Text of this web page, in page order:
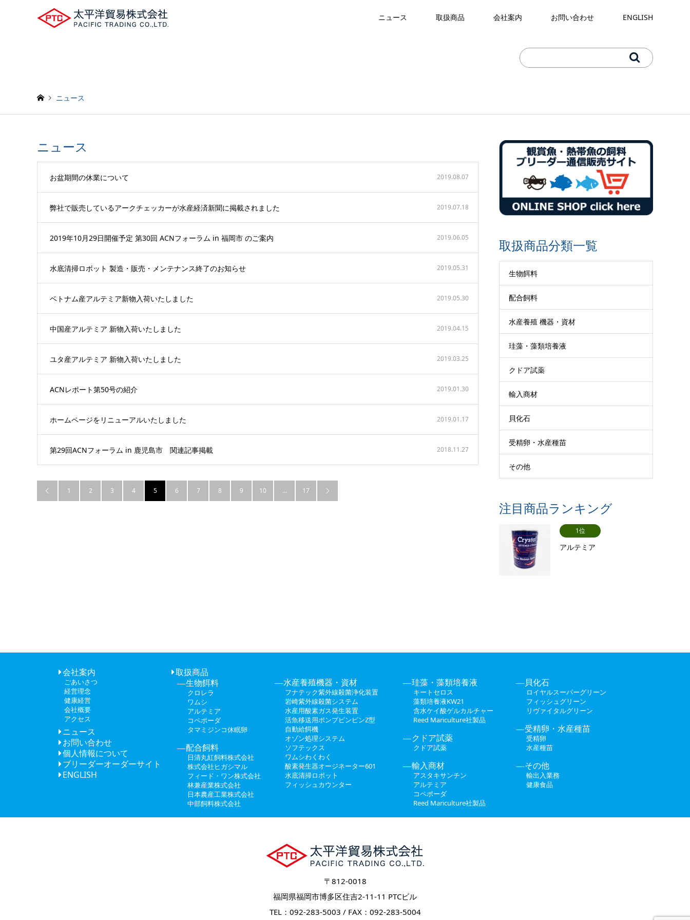
ニュース 取扱商品 会社案内 お問い合わせ ENGLISH
ニュース
ニュース
お盆期間の休業について 2019.08.07
弊社で販売しているアークチェッカーが水産経済新聞に掲載されました 2019.07.18
2019年10月29日開催予定 第30回 ACNフォーラム in 福岡市 のご案内 2019.06.05
水底清掃ロボット 製造・販売・メンテナンス終了のお知らせ 2019.05.31
ベトナム産アルテミア新物入荷いたしました 2019.05.30
中国産アルテミア 新物入荷いたしました 2019.04.15
ユタ産アルテミア 新物入荷いたしました 2019.03.25
ACNレポート第50号の紹介 2019.01.30
ホームページをリニューアルいたしました 2019.01.17
第29回ACNフォーラム in 鹿児島市 関連記事掲載 2018.11.27
 1 2 3 4 5 6 7 8 9 10 … 17 
取扱商品分類一覧
生物餌料
配合飼料
水産養殖 機器・資材
珪藻・藻類培養液
クドア試薬
輸入商材
貝化石
受精卵・水産種苗
その他
注目商品ランキング
1位
アルテミア
会社案内
ごあいさつ
経営理念
健康経営
会社概要
アクセス
ニュース
お問い合わせ
個人情報について
ブリーダーオーダーサイト
ENGLISH
取扱商品
生物餌料
クロレラ
ワムシ
アルテミア
コペポーダ
タマミジンコ休眠卵
配合飼料
日清丸紅飼料株式会社
株式会社ヒガシマル
フィード・ワン株式会社
林兼産業株式会社
日本農産工業株式会社
中部飼料株式会社
水産養殖機器・資材
フナテック紫外線殺菌浄化装置
岩崎紫外線殺菌システム
水産用酸素ガス発生装置
活魚移送用ポンプピンピンZ型
自動給餌機
オゾン処理システム
ソフテックス
ワムシわくわく
酸素発生器オージネーター601
水底清掃ロボット
フィッシュカウンター
珪藻・藻類培養液
キートセロス
藻類培養液KW21
含水ケイ酸ゲルカルチャー
Reed Mariculture社製品
クドア試薬
クドア試薬
輸入商材
アスタキサンチン
アルテミア
コペポーダ
Reed Mariculture社製品
貝化石
ロイヤルスーパーグリーン
フィッシュグリーン
リヴァイタルグリーン
受精卵・水産種苗
受精卵
水産種苗
その他
輸出入業務
健康食品
〒812-0018
福岡県福岡市博多区住吉2-11-11 PTCビル
TEL：092-283-5003 / FAX：092-283-5004